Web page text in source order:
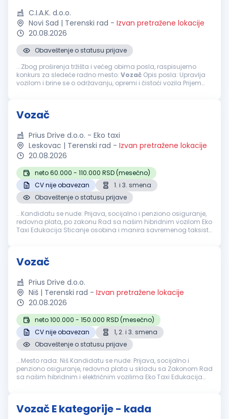
C.I.A.K. d.o.o.
Novi Sad | Terenski rad - Izvan pretražene lokacije
20.08.2026
Obaveštenje o statusu prijave
...Zbog proširenja tržišta i većeg obima posla, raspisujemo
konkurs za sledeće radno mesto: Vozač Opis posla: Upravlja
vozilom i brine se o održavanju, opremi i čistoći vozila Prijem
Vozač
Prius Drive d.o.o. - Eko taxi
Leskovac | Terenski rad - Izvan pretražene lokacije
20.08.2026
neto 60.000 - 110.000 RSD (mesečno)
CV nije obavezan
1. i 3. smena
Obaveštenje o statusu prijave
...Kandidatu se nude: Prijava, socijalno i penziono osiguranje,
redovna plata, po zakonu Rad sa našim hibridnim vozilom Eko
Taxi Edukacija Sticanje osobina i manira savremenog taksiste
Vozač
Prius Drive d.o.o.
Niš | Terenski rad - Izvan pretražene lokacije
20.08.2026
neto 100.000 - 150.000 RSD (mesečno)
CV nije obavezan
1, 2. i 3. smena
Obaveštenje o statusu prijave
...Mesto rada: Niš Kandidatu se nude: Prijava, socijalno i
penziono osiguranje, redovna plata u skladu sa Zakonom Rad
sa našim hibridnim i električnim vozilima Eko Taxi Edukacija
Vozač E kategorije - kada